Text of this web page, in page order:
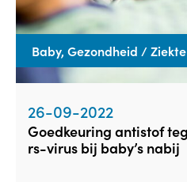
Baby, Gezondheid / Ziekte
26-09-2022
goedkeuring antistof tegen besmetting met
rs-virus bij baby’s nabij